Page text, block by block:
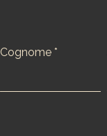
Cognome